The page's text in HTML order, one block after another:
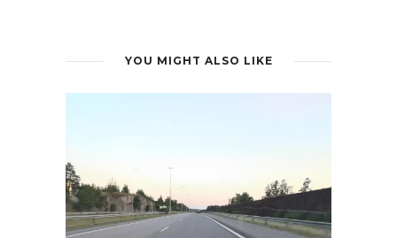
YOU MIGHT ALSO LIKE